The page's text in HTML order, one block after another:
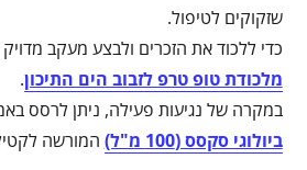
שזקוקים לטיפול.
כדי ללכוד את הזכרים ולבצע מעקב
מלכודת טופ טרפ לזבוב הים התיכון.
במקרה של נגיעות פעילה, ניתן לרסס
ביולוגי סקסס (100 מ"ל)
המורשה